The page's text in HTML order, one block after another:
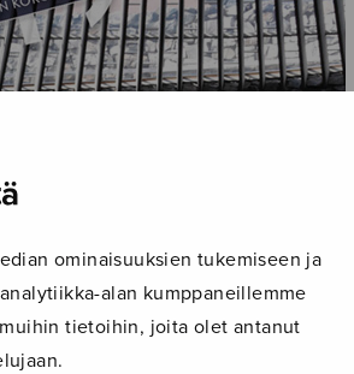
ominaisuuksien tukemiseen ja
alan kumppaneillemme
tietoihin, joita olet antanut